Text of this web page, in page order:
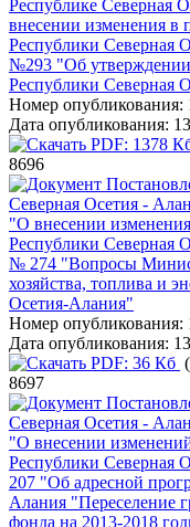
Республике Северная
внесении изменения в
Республики Северная
№293 "Об утверждении
Республики Северная
Номер опубликования:
Дата опубликования:
PDF: 1378
8696
Северная Осетия -
"О внесении
Республики Северная
№ 274 "Вопросы
хозяйства, топлива и
Осетия-Алания"
Номер опубликования:
Дата опубликования:
PDF: 36 Кб
8697
Северная Осетия -
"О внесении
Республики Северная
207 "Об адресной
Алания "Переселение
фонда на 2013-2018